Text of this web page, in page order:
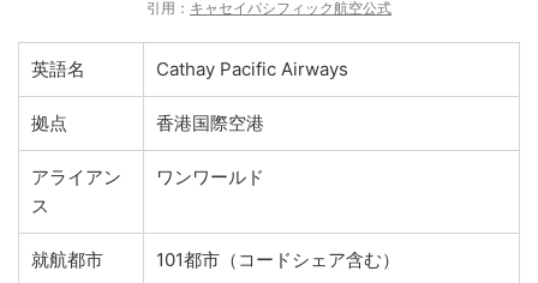
引用： キャセイパシフィック航空公式
英語名 Cathay Pacific Airways
拠点 香港国際空港
アライアン
ス
ワンワールド
就航都市 101都市（コードシェア含む）